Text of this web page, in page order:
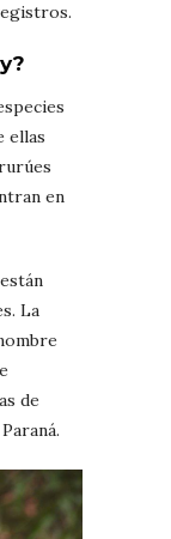
ellas
en
La
de